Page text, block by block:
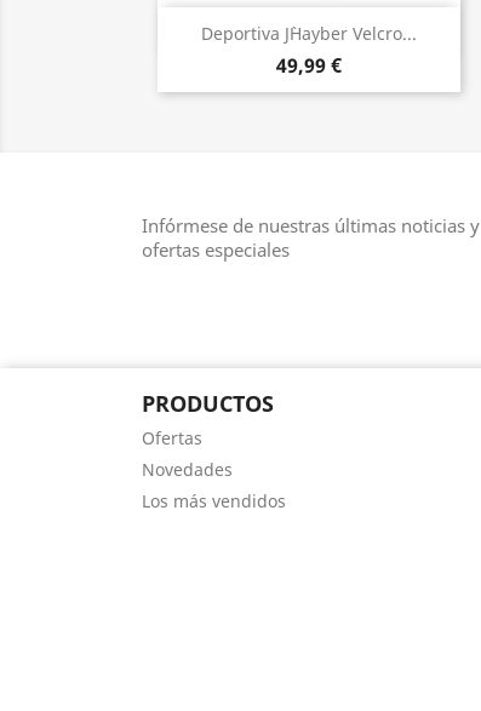
Deportiva J`Hayber Velcro...
49,99 €
Vista rápida
Infórmese de nuestras últimas noticias y
ofertas especiales
PRODUCTOS
Ofertas
Novedades
Los más vendidos